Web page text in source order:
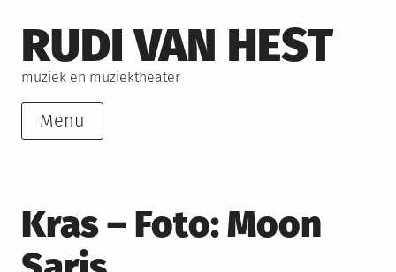
to
content
RUDI VAN HEST
muziek en muziektheater
Menu
Kras – Foto: Moon